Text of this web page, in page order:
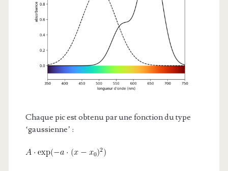
Chaque pic est obtenu par une fonction du type
‘gaussienne’ :